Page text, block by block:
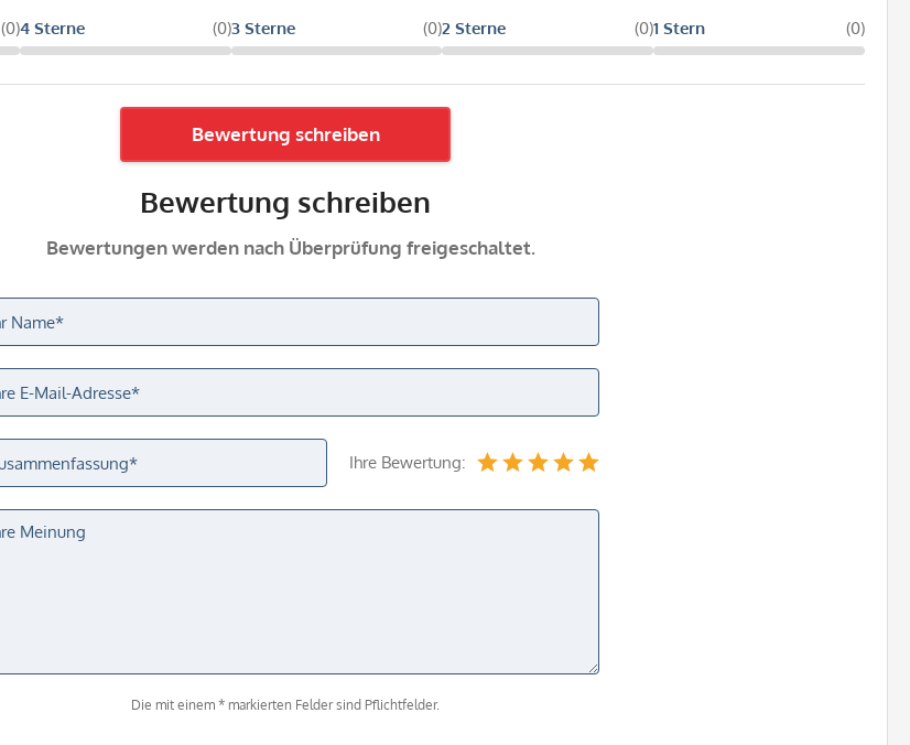
(0)4 Sterne (0)3 Sterne (0)2 Sterne (0)1 Stern (0)
Bewertung schreiben
Bewertung schreiben
Bewertungen werden nach Überprüfung freigeschaltet.
Ihre Bewertung:
Die mit einem * markierten Felder sind Pflichtfelder.